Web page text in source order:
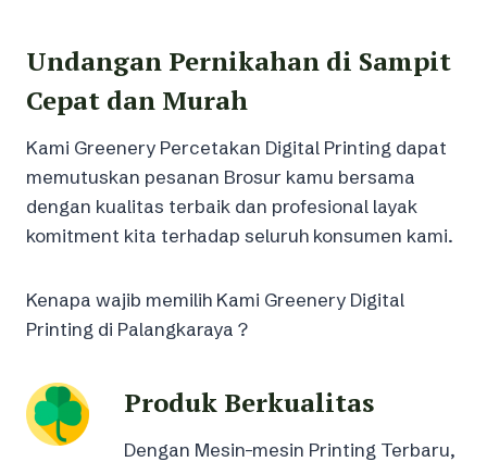
Undangan Pernikahan di Sampit
Cepat dan Murah
Kami Greenery Percetakan Digital Printing dapat
memutuskan pesanan Brosur kamu bersama
dengan kualitas terbaik dan profesional layak
komitment kita terhadap seluruh konsumen kami.
Kenapa wajib memilih Kami Greenery Digital
Printing di Palangkaraya ?
Produk Berkualitas
Dengan Mesin-mesin Printing Terbaru,